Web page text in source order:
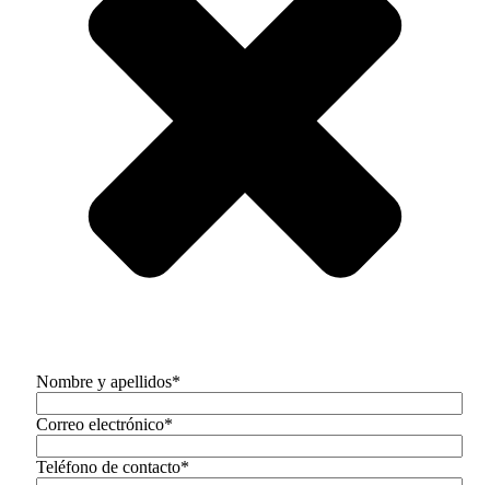
Nombre y apellidos*
Correo electrónico*
Teléfono de contacto*